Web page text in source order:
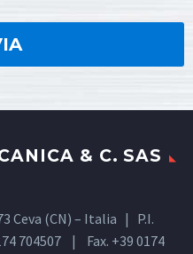
& C. SAS
Ceva (CN) – Italia | P.I.
704507 | Fax. +39 0174